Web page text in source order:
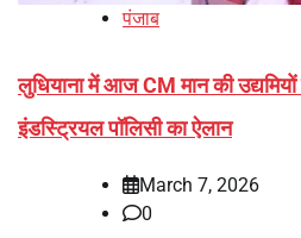
पंजाब
लुधियाना में आज CM मान की
इंडस्ट्रियल पॉलिसी का ऐलान
March 7, 2026
0